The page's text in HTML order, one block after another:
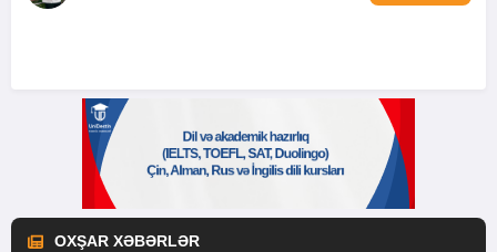
OXŞAR XƏBƏRLƏR